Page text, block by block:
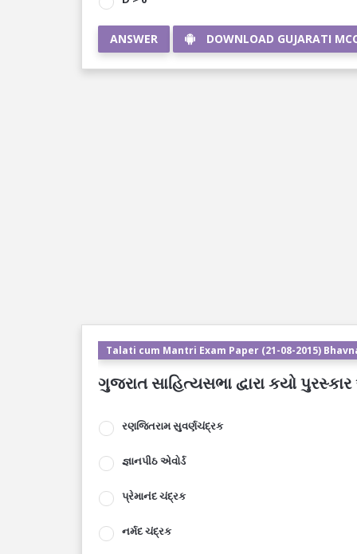
ANSWER DOWNLOAD GUJARATI
Talati cum Mantri Exam Paper (21-08-2015)
ગુજરાત સાહિત્યસભા દ્વારા કયો
રણજિતરામ સુવર્ણચંદ્રક
જ્ઞાનપીઠ એવોર્ડ
પ્રેમાનંદ ચંદ્રક
નર્મદ ચંદ્રક